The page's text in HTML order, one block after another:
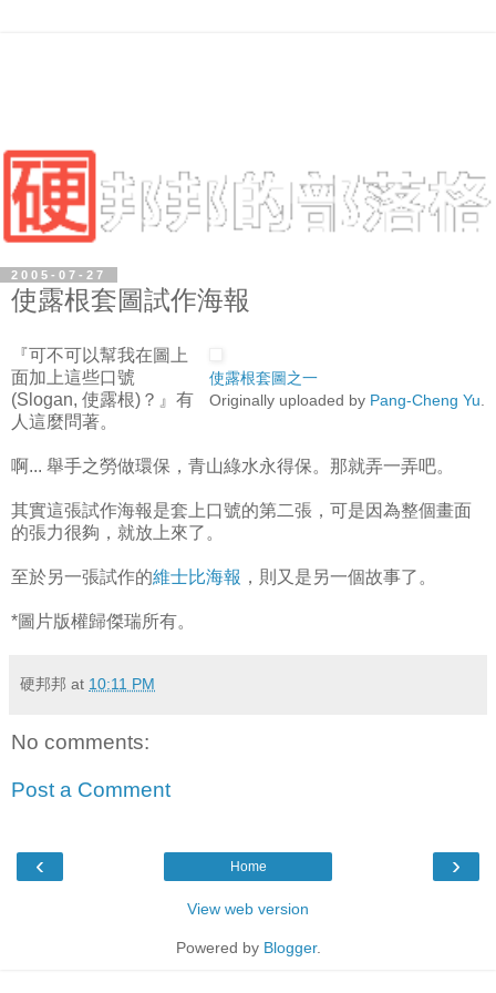
2005-07-27
使露根套圖試作海報
使露根套圖之一
Originally uploaded by Pang-Cheng Yu
『可不可以幫我在圖上
面加上這些口號
(Slogan, 使露根)？』有
人這麼問著。
啊... 舉手之勞做環保，青山綠水永得保。那就弄一弄吧。
其實這張試作海報是套上口號的第二張，可是因為整個畫面
的張力很夠，就放上來了。
至於另一張試作的維士比海報 ，則又是另一個故事了。
*圖片版權歸傑瑞所有。
硬邦邦 at 10:11 PM
No comments:
Post a Comment
‹ ›
Home
View web version
Powered by Blogger.